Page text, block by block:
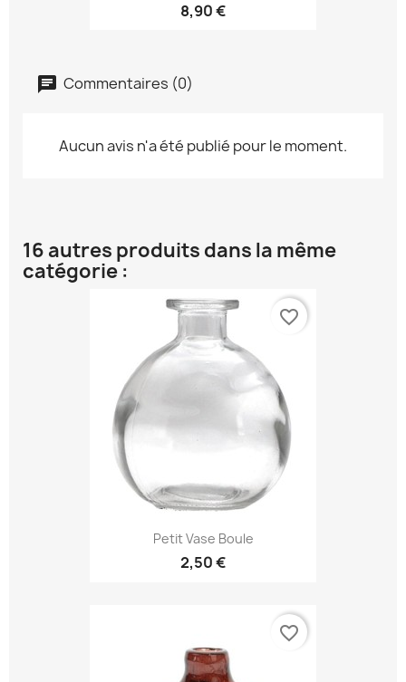
8,90 €
Commentaires (0)
Aucun avis n'a été publié pour le moment.
16 autres produits dans la même
catégorie :
Petit Vase Boule
2,50 €
favorite_border
favorite_border